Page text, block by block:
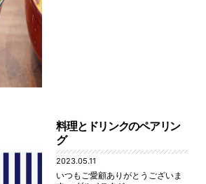
料理とドリンクのペアリン
グ
2023.05.11
いつもご愛顧ありがとうございま